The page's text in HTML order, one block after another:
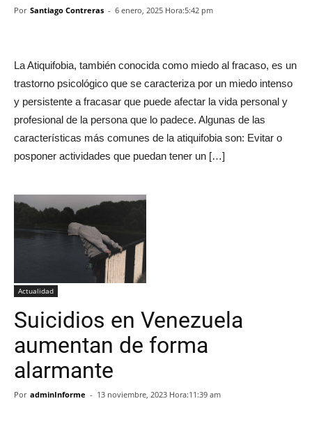
Por Santiago Contreras - 6 enero, 2025 Hora:5:42 pm
La Atiquifobia, también conocida como miedo al fracaso, es un
trastorno psicológico que se caracteriza por un miedo intenso
y persistente a fracasar que puede afectar la vida personal y
profesional de la persona que lo padece. Algunas de las
características más comunes de la atiquifobia son: Evitar o
posponer actividades que puedan tener un […]
Actualidad
Suicidios en Venezuela
aumentan de forma
alarmante
Por adminInforme - 13 noviembre, 2023 Hora:11:39 am